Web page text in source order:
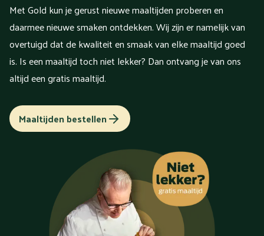
Met Gold kun je gerust nieuwe maaltijden proberen en
daarmee nieuwe smaken ontdekken. Wij zijn er namelijk van
overtuigd dat de kwaliteit en smaak van elke maaltijd goed
is. Is een maaltijd toch niet lekker? Dan ontvang je van ons
altijd een gratis maaltijd.
Maaltijden bestellen